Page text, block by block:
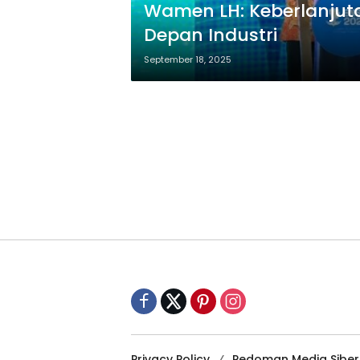
Wamen LH:
Depan Industri
September 18, 2025